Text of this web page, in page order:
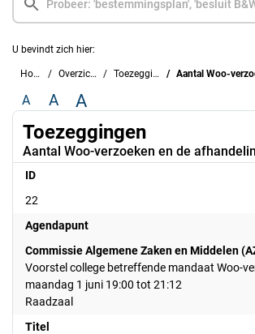
U bevindt zich hier:
Home Overzichten Toezeggingen Aantal Woo-verzoeken
A A A
Toezeggingen
Aantal Woo-verzoeken en de
ID
22
Agendapunt
Commissie Algemene Zaken en Middelen
Voorstel college betreffende mandaat Woo-
maandag 1 juni 19:00 tot 21:12
Raadzaal
Titel